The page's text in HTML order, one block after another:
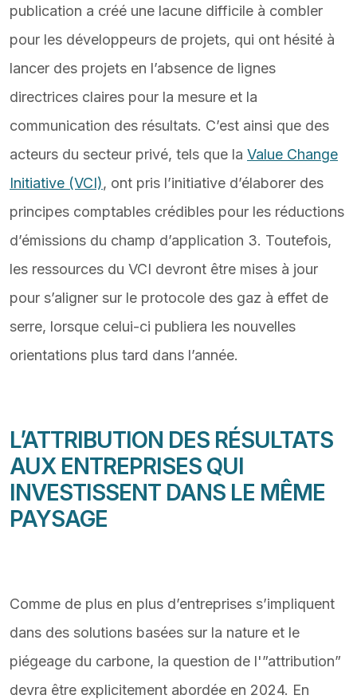
publication a créé une lacune difficile à combler
pour les développeurs de projets, qui ont hésité à
lancer des projets en l’absence de lignes
directrices claires pour la mesure et la
communication des résultats. C’est ainsi que des
acteurs du secteur privé, tels que la Value Change
Initiative (VCI), ont pris l’initiative d’élaborer des
principes comptables crédibles pour les réductions
d’émissions du champ d’application 3. Toutefois,
les ressources du VCI devront être mises à jour
pour s’aligner sur le protocole des gaz à effet de
serre, lorsque celui-ci publiera les nouvelles
orientations plus tard dans l’année.
L’ATTRIBUTION DES RÉSULTATS
AUX ENTREPRISES QUI
INVESTISSENT DANS LE MÊME
PAYSAGE
Comme de plus en plus d’entreprises s’impliquent
dans des solutions basées sur la nature et le
piégeage du carbone, la question de l'”attribution”
devra être explicitement abordée en 2024. En